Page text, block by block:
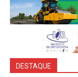
DESTAQUE